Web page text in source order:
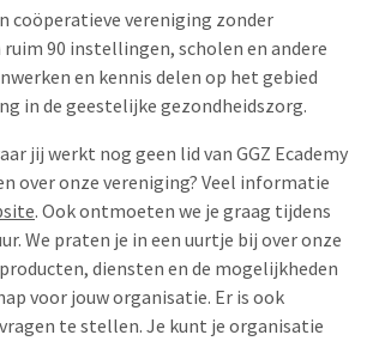
coöperatieve vereniging zonder
90 instellingen, scholen en andere
en kennis delen op het gebied
in de geestelijke gezondheidszorg.
jij werkt nog geen lid van GGZ Ecademy
over onze vereniging? Veel informatie
. Ook ontmoeten we je graag tijdens
We praten je in een uurtje bij over onze
diensten en de mogelijkheden
voor jouw organisatie. Er is ook
te stellen. Je kunt je organisatie